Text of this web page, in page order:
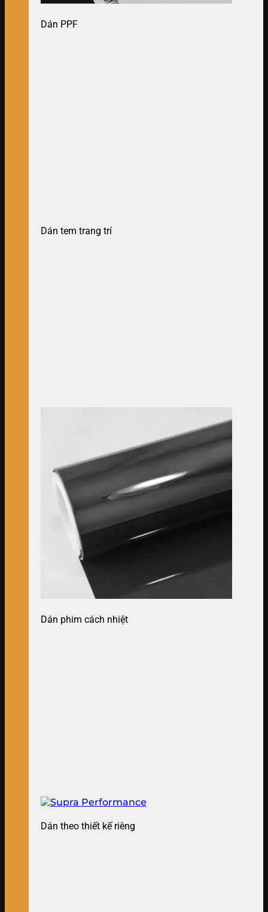
Dán PPF
Dán tem trang trí
Dán phim cách nhiệt
Dán theo thiết kế riêng